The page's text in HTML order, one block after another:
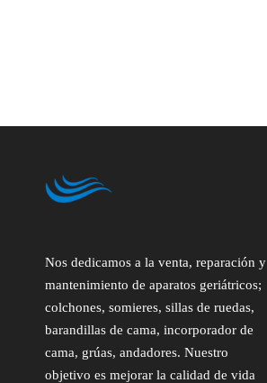
Nos dedicamos a la venta, reparación y
mantenimiento de aparatos geriátricos;
colchones, somieres, sillas de ruedas,
barandillas de cama, incorporador de
cama, grúas, andadores. Nuestro
objetivo es mejorar la calidad de vida